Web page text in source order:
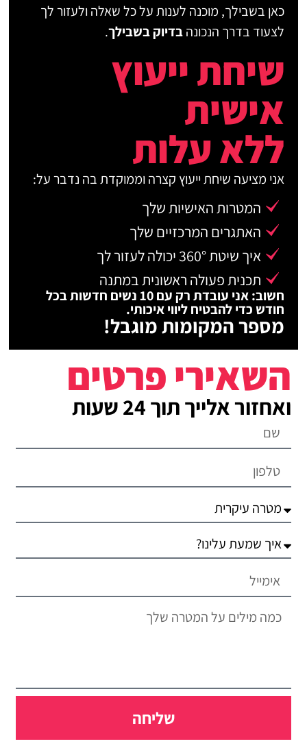
כאן בשבילך, מוכנה לענות על כל שאלה ולעזור לך
לצעוד בדרך הנכונהבדיוק בשבילך.
שיחת ייעוץ
אישית
ללא עלות
אני מציעה שיחת ייעוץ קצרה וממוקדת בה נדבר על:
המטרות האישיות שלך
האתגרים המרכזיים שלך
איך שיטת 360° יכולה לעזור לך
תכנית פעולה ראשונית במתנה
חשוב: אני עובדת רק עם 10 נשים חדשות בכל
חודש כדי להבטיח ליווי איכותי.
מספר המקומות מוגבל!
השאירי פרטים
ואחזור אלייך תוך 24 שעות
שליחה